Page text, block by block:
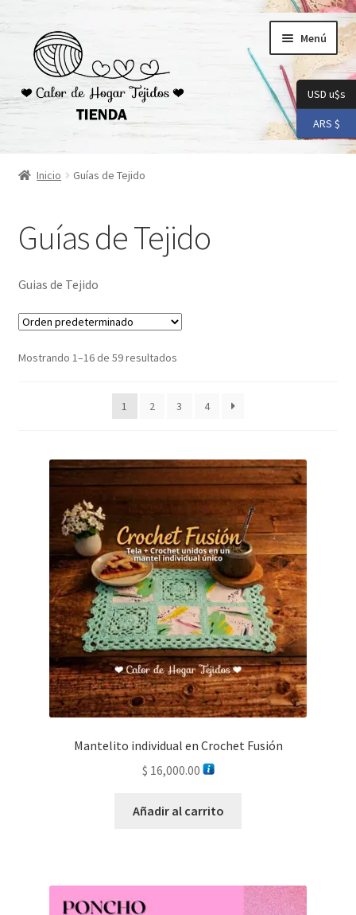
navegación
contenido
Menú
Inicio
Checkout
Conoceme
Preguntas Frecuentes
Inicio Guías de Tejido
Guías de Tejido
Guias de Tejido
Mostrando 1–16 de 59 resultados
1 2 3 4
Mantelito individual en Crochet Fusión
$ 16,000.00
Añadir al carrito
USD u$s
ARS $